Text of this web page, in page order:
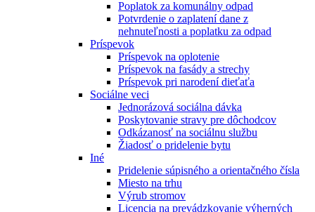
Poplatok za komunálny odpad
Potvrdenie o zaplatení dane z
nehnuteľnosti a poplatku za odpad
Príspevok
Príspevok na oplotenie
Príspevok na fasády a strechy
Príspevok pri narodení dieťaťa
Sociálne veci
Jednorázová sociálna dávka
Poskytovanie stravy pre dôchodcov
Odkázanosť na sociálnu službu
Žiadosť o pridelenie bytu
Iné
Pridelenie súpisného a orientačného čísla
Miesto na trhu
Výrub stromov
Licencia na prevádzkovanie výherných